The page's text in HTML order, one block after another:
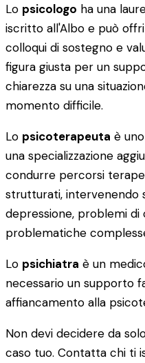
Lo psicologo ha una
iscritto all'Albo e può
colloqui di sostegno e
figura giusta per un
chiarezza su una
momento difficile.
Lo psicoterapeuta è
una specializzazione
condurre percorsi
strutturati, intervenendo
depressione, problemi
problematiche
Lo psichiatra è un
necessario un supporto
affiancamento alla
Non devi decidere da
caso tuo. Contatta chi ti